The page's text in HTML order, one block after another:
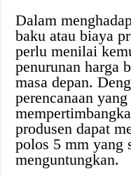
Dalam
baku atau biaya
perlu menilai
penurunan harga
masa depan.
perencanaan
produsen dapat
polos 5 mm yang
menguntungkan.